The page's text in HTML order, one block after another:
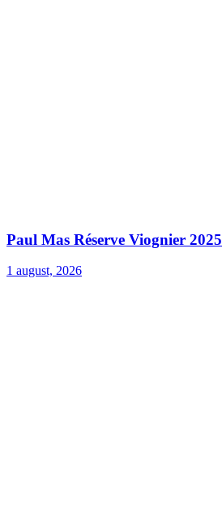
Paul Mas Réserve Viognier 2025
1 august, 2026